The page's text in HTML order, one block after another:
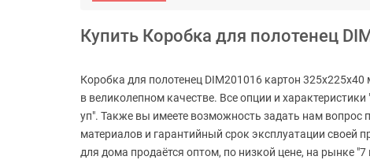
Купить Коробка для полотенец
Коробка для полотенец DIM201016 картон
в великолепном качестве. Все опции и
уп". Также вы имеете возможность задать нам вопрос
материалов и гарантийный срок эксплуатации своей
для дома продаётся оптом, по низкой цене, на рынке